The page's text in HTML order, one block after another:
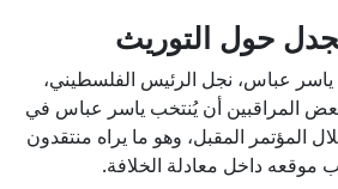
حول التوريث
ياسر عباس، نجل الرئيس الفلسطيني،
ويتوقع بعض المراقبين أن يُنتخب ياسر عباس في
المؤتمر المقبل، وهو ما يراه منتقدون
موقعه داخل معادلة الخلافة.